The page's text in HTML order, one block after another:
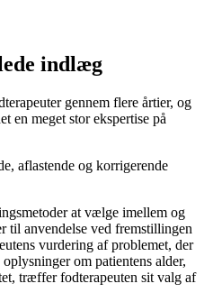
indlæg
gennem flere årtier, og
en meget stor ekspertise på
aflastende og korrigerende
at vælge imellem og
til anvendelse ved fremstillingen
vurdering af problemet, der
om patientens alder,
træffer fodterapeuten sit valg af